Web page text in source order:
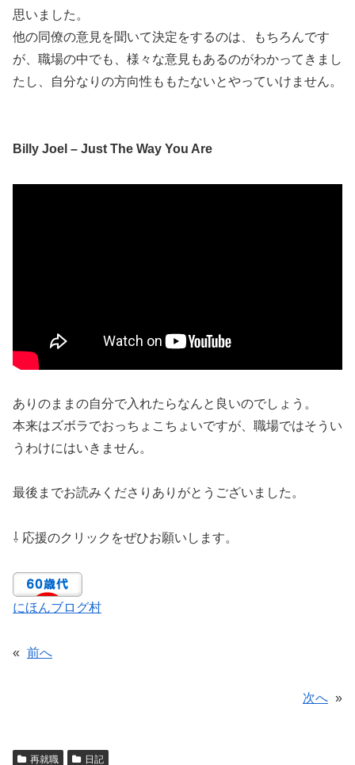
思いました。
他の同僚の意見を聞いて決定をするのは、もちろんです
が、職場の中でも、様々な意見もあるのがわかってきまし
たし、自分なりの方向性ももたないとやっていけません。
Billy Joel – Just The Way You Are
ありのままの自分で入れたらなんと良いのでしょう。
本来はズボラでおっちょこちょいですが、職場ではそうい
うわけにはいきません。
最後までお読みくださりありがとうございました。
⇩ 応援のクリックをぜひお願いします。
にほんブログ村
« 前へ
次へ »
再就職 日記